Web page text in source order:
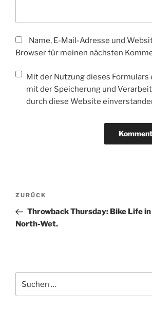
Name, E-Mail-Adresse und
Browser für meinen nächsten
Mit der Nutzung dieses Formulars
mit der Speicherung und
durch diese Website
Beitragsnavigation
Vorheriger
Beitrag
ZURÜCK
Throwback Thursday: Bike Life
North-Wet.
nach: